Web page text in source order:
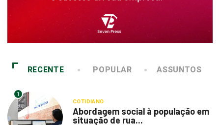
RECENTE POPULAR ASSUNTOS
1
COTIDIANO
Abordagem social à população em
situação de rua...